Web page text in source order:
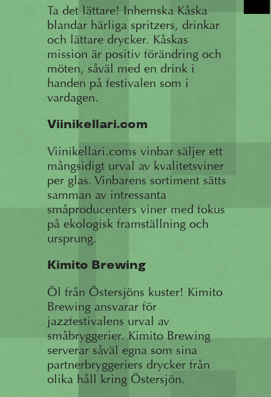
Ta det lättare! Inhemska Kåska
blandar härliga spritzers, drinkar
och lättare drycker. Kåskas
mission är positiv förändring och
möten, såväl med en drink i
handen på festivalen som i
vardagen.
Viinikellari.com
Viinikellari.coms vinbar säljer ett
mångsidigt urval av kvalitetsviner
per glas. Vinbarens sortiment sätts
samman av intressanta
småproducenters viner med fokus
på ekologisk framställning och
ursprung.
Kimito Brewing
Öl från Östersjöns kuster! Kimito
Brewing ansvarar för
jazzfestivalens urval av
småbryggerier. Kimito Brewing
serverar såväl egna som sina
partnerbryggeriers drycker från
olika håll kring Östersjön.